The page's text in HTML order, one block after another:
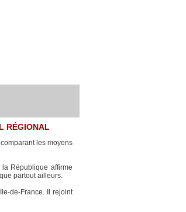
RÉGIONAL
les moyens
République affirme
partout ailleurs.
de-France. Il rejoint